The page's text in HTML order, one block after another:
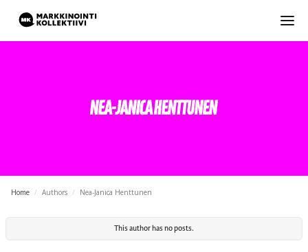
Nea-Janica Henttunen
Home / Authors / Nea-Janica Henttunen
This author has no posts.